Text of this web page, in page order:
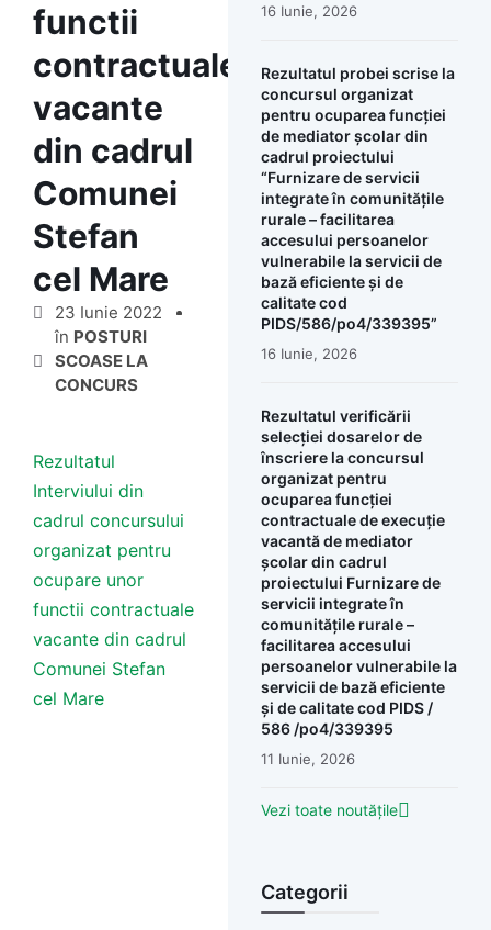
functii
contractuale
vacante
din cadrul
Comunei
Stefan
cel Mare
23 Iunie 2022
în POSTURI
SCOASE LA
CONCURS
Rezultatul
Interviului din
cadrul concursului
organizat pentru
ocupare unor
functii contractuale
vacante din cadrul
Comunei Stefan
cel Mare
16 Iunie, 2026
Rezultatul probei scrise la
concursul organizat
pentru ocuparea funcției
de mediator școlar din
cadrul proiectului
“Furnizare de servicii
integrate în comunitățile
rurale – facilitarea
accesului persoanelor
vulnerabile la servicii de
bază eficiente și de
calitate cod
PIDS/586/po4/339395”
16 Iunie, 2026
Rezultatul verificării
selecției dosarelor de
înscriere la concursul
organizat pentru
ocuparea funcției
contractuale de execuție
vacantă de mediator
școlar din cadrul
proiectului Furnizare de
servicii integrate în
comunitățile rurale –
facilitarea accesului
persoanelor vulnerabile la
servicii de bază eficiente
și de calitate cod PIDS /
586 /po4/339395
11 Iunie, 2026
Vezi toate noutățile
Categorii